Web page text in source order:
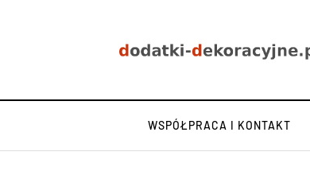
WSPÓŁPRACA I KONTAKT